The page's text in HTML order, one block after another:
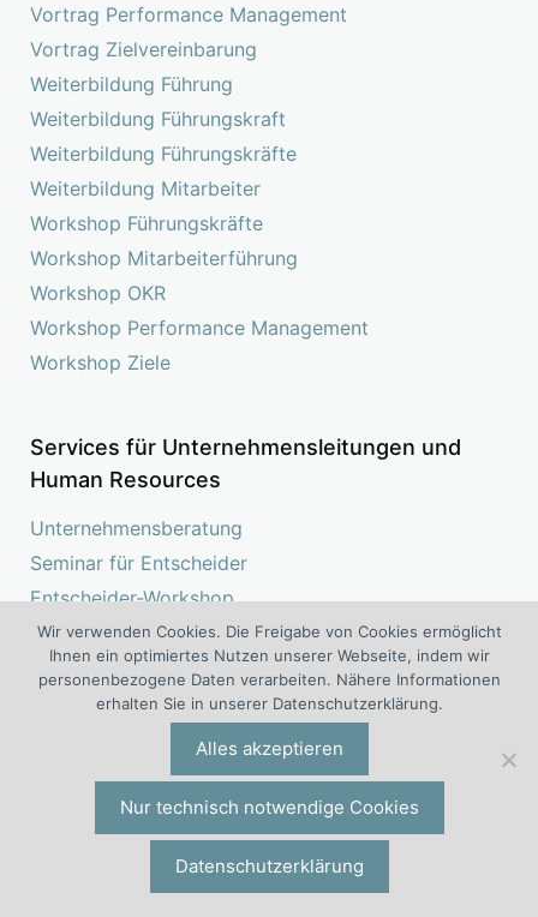
Vortrag Performance Management
Vortrag Zielvereinbarung
Weiterbildung Führung
Weiterbildung Führungskraft
Weiterbildung Führungskräfte
Weiterbildung Mitarbeiter
Workshop Führungskräfte
Workshop Mitarbeiterführung
Workshop OKR
Workshop Performance Management
Workshop Ziele
Services für Unternehmensleitungen und
Human Resources
Unternehmensberatung
Seminar für Entscheider
Entscheider-Workshop
Analyse-Paket
Gutachten
Analyse Führungskräfte
Analyse Identifikation
Analyse Machbarkeit
Analyse Mitarbeiterführung
Analyse Performance
Analyse Performance Management
Wir verwenden Cookies. Die Freigabe von Cookies ermöglicht
Ihnen ein optimiertes Nutzen unserer Webseite, indem wir
personenbezogene Daten verarbeiten. Nähere Informationen
erhalten Sie in unserer Datenschutzerklärung.
Alles akzeptieren
Nur technisch notwendige Cookies
Datenschutzerklärung